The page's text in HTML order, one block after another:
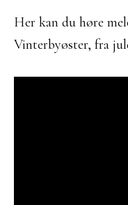
Her kan du høre
Vinterbyøster, fra